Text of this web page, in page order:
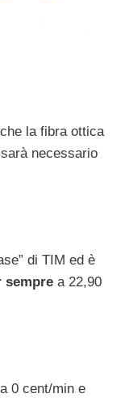
la fibra ottica
necessario
di TIM ed è
sempre a 22,90
0 cent/min e